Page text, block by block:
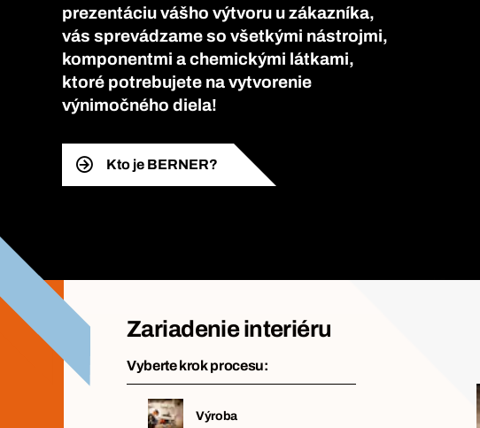
prezentáciu vášho výtvoru u zákazníka,
vás sprevádzame so všetkými nástrojmi,
komponentmi a chemickými látkami,
ktoré potrebujete na vytvorenie
výnimočného diela!
Kto je BERNER?
Zariadenie interiéru
Vyberte krok procesu:
Výroba